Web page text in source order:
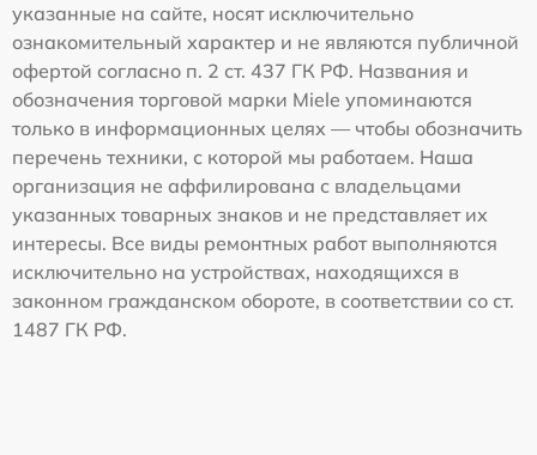
указанные на сайте, носят исключительно
ознакомительный характер и не являются публичной
офертой согласно п. 2 ст. 437 ГК РФ. Названия и
обозначения торговой марки Miele упоминаются
только в информационных целях — чтобы обозначить
перечень техники, с которой мы работаем. Наша
организация не аффилирована с владельцами
указанных товарных знаков и не представляет их
интересы. Все виды ремонтных работ выполняются
исключительно на устройствах, находящихся в
законном гражданском обороте, в соответствии со ст.
1487 ГК РФ.